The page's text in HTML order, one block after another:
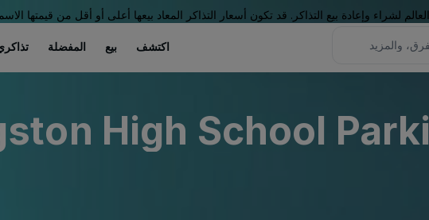
لشراء وإعادة بيع التذاكر. قد تكون أسعار التذاكر المعاد بيعها أعلى أو أقل من قيمتها
اكتشف بيع المفضلة
High School